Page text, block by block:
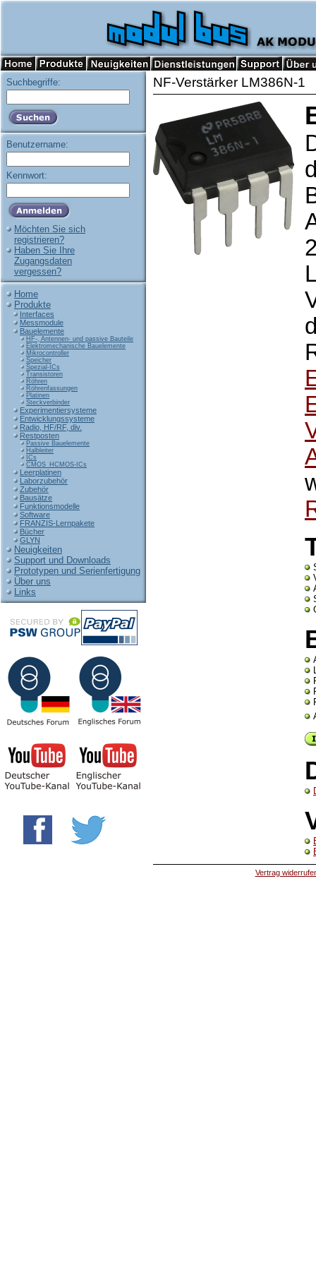
Suchbegriffe:
Benutzername:
Kennwort:
Möchten Sie sich
registrieren?
Haben Sie Ihre
Zugangsdaten
vergessen?
Home
Produkte
Interfaces
Messmodule
Bauelemente
HF-, Antennen- und passive Bauteile
Elektromechanische Bauelemente
Mikrocontroller
Speicher
Spezial-ICs
Transistoren
Röhren
Röhrenfassungen
Platinen
Steckverbinder
Experimentiersysteme
Entwicklungssysteme
Radio, HF/RF, div.
Restposten
Passive Bauelemente
Halbleiter
ICs
CMOS_HCMOS-ICs
Leerplatinen
Laborzubehör
Zubehör
Bausätze
Funktionsmodelle
Software
FRANZIS-Lernpakete
Bücher
GLYN
Neuigkeiten
Support und Downloads
Prototypen und Serienfertigung
Über uns
Links
NF-Verstärker LM386N-1
Vertrag